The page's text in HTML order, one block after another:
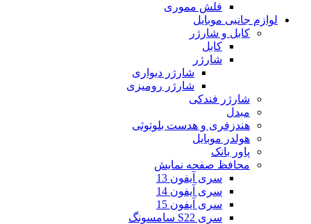
فلش مموری
لوازم جانبی موبایل
کابل و شارژر
کابل
شارژر
شارژر دیواری
شارژر رومیزی
شارژر فندکی
مبدل
هندزفری و هدست بلوتوثی
هولدر موبایل
پاور بانک
محافظ صفحه نمایش
سری آیفون 13
سری آیفون 14
سری آیفون 15
سری S22 سامسونگ